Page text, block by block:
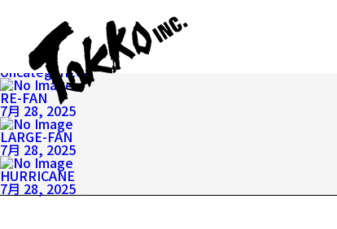
お知らせ
カテゴリを選択
Uncategorized
RE-FAN
7月 28, 2025
LARGE-FAN
7月 28, 2025
HURRICANE
7月 28, 2025